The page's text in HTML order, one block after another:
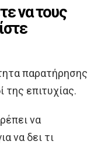
να τους
παρατήρησης
της επιτυχίας.
να
να δει τι